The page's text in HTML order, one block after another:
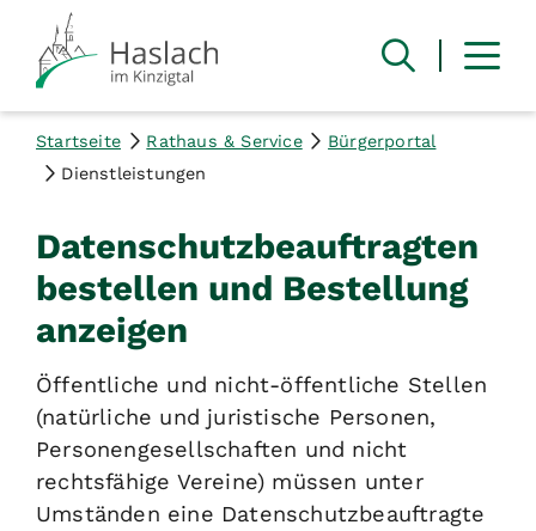
Startseite Rathaus & Service
Bürgerportal
Dienstleistungen
Datenschutzbeauftragten
bestellen und Bestellung
anzeigen
Öffentliche und nicht-öffentliche Stellen
(natürliche und juristische Personen,
Personengesellschaften und nicht
rechtsfähige Vereine) müssen unter
Umständen eine Datenschutzbeauftragte